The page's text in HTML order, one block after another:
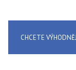
CHCETE